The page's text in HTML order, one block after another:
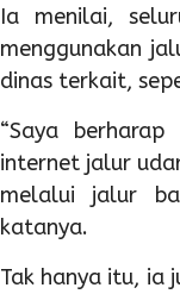
Ia menilai,
menggunakan
dinas terkait,
“Saya
internet jalur
melalui jalur
katanya.
Tak hanya itu, ia